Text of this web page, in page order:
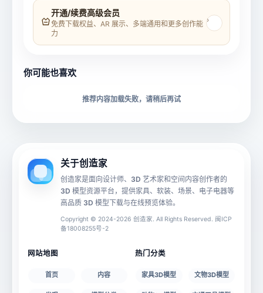
模型名称
材质贴图
文件大小
开通/续费高级会员
免费下载权益、AR 展示、多端通用和更多创作能
力
›
你可能也喜欢
推荐内容加载失败，请稍后再试
关于创造家
创造家是面向设计师、3D 艺术家和空间内容创作者的
3D 模型资源平台，提供家具、软装、场景、电子电器等
高品质 3D 模型下载与在线预览体验。
Copyright © 2024-2026 创造家. All Rights Reserved. 闽ICP
备18008255号-2
网站地图
首页 内容
热门分类
家具3D模型 文物3D模型